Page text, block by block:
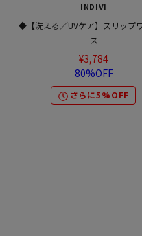
INDIVI
◆【洗える／UVケア】スリップ
ス
¥3,784
80%OFF
さらに5%OFF